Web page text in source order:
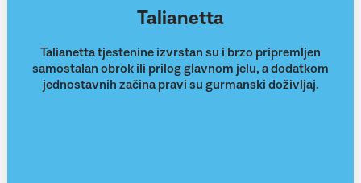
Talianetta
Talianetta tjestenine izvrstan su i brzo pripremljen
samostalan obrok ili prilog glavnom jelu, a dodatkom
jednostavnih začina pravi su gurmanski doživljaj.